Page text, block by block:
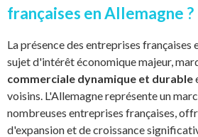
françaises en Allemagne ?
La présence des entreprises françaises
sujet d'intérêt économique majeur,
commerciale dynamique et durable
voisins. L'Allemagne représente un
nombreuses entreprises françaises,
d'expansion et de croissance